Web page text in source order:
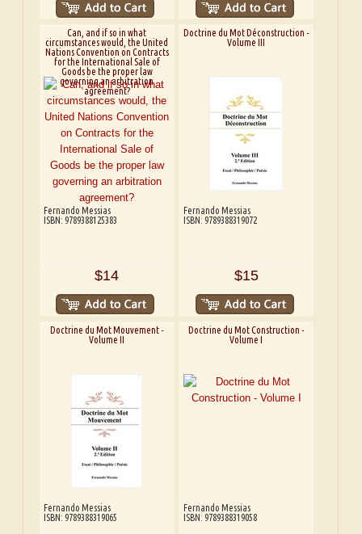
Can, and if so in what
circumstances would, the United
Nations Convention on Contracts
for the International Sale of
Goods be the proper law
governing an arbitration
agreement?
Fernando Messias
ISBN: 9789388125383
$14
Doctrine du Mot Déconstruction -
Volume III
Fernando Messias
ISBN: 9789388319072
$15
Doctrine du Mot Mouvement -
Volume II
Fernando Messias
ISBN: 9789388319065
Doctrine du Mot Construction -
Volume I
Fernando Messias
ISBN: 9789388319058